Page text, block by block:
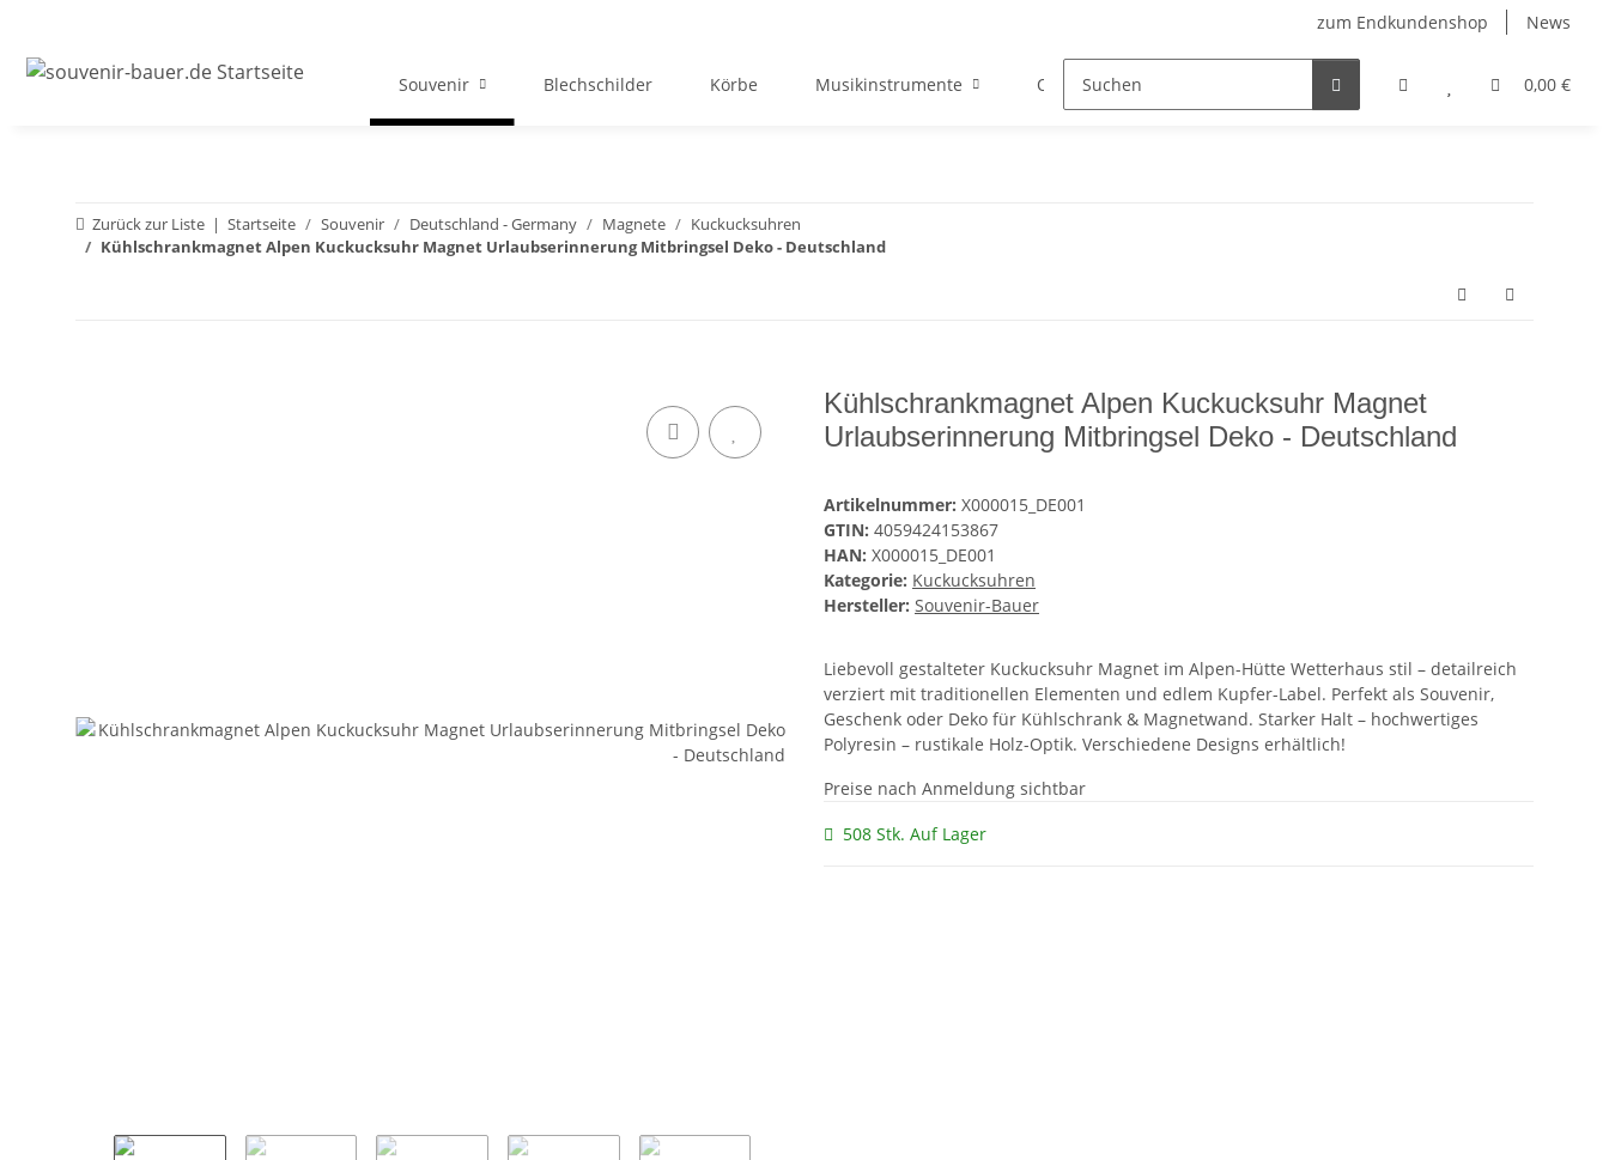
zum Endkundenshop News
0,00 €
Souvenir Blechschilder Körbe Musikinstrumente Oktoberfest FFP2-Masken
Zurück zur Liste Startseite Souvenir Deutschland - Germany Magnete
Kuckucksuhren
Kühlschrankmagnet Alpen Kuckucksuhr Magnet Urlaubserinnerung Mitbringsel Deko - Deutschland
Kühlschrankmagnet Alpen Kuckucksuhr Magnet
Urlaubserinnerung Mitbringsel Deko - Deutschland
Artikelnummer: X000015_DE001
GTIN: 4059424153867
HAN: X000015_DE001
Kategorie: Kuckucksuhren
Hersteller: Souvenir-Bauer
Liebevoll gestalteter Kuckucksuhr Magnet im Alpen-Hütte Wetterhaus stil – detailreich
verziert mit traditionellen Elementen und edlem Kupfer-Label. Perfekt als Souvenir,
Geschenk oder Deko für Kühlschrank & Magnetwand. Starker Halt – hochwertiges
Polyresin – rustikale Holz-Optik. Verschiedene Designs erhältlich!
Preise nach Anmeldung sichtbar
508 Stk. Auf Lager